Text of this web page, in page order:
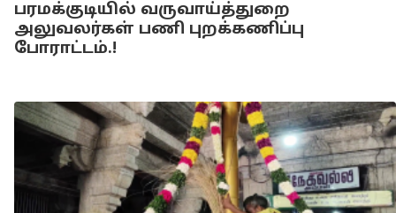
பரமக்குடியில் வருவாய்த்துறை
அலுவலர்கள் பணி புறக்கணிப்பு
போராட்டம்.!